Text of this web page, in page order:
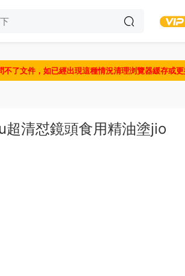
了文件，如已經出現這種情況清理浏覽器緩存或更
清怼鏡頭食用精油塗jio